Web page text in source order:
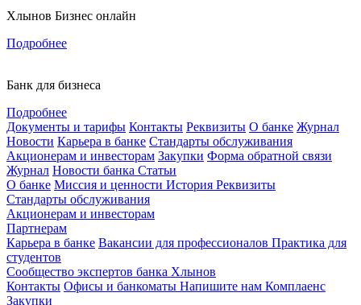
Хлынов Бизнес онлайн
Подробнее
Банк для бизнеса
Подробнее
Документы и тарифы Контакты Реквизиты О банке Журнал
Новости Карьера в банке Стандарты обслуживания
Акционерам и инвесторам Закупки Форма обратной связи
Журнал Новости банка Статьи
О банке Миссия и ценности История Реквизиты
Стандарты обслуживания
Акционерам и инвесторам
Партнерам
Карьера в банке Вакансии для профессионалов Практика для
студентов
Сообщество экспертов банка Хлынов
Контакты Офисы и банкоматы Напишите нам Комплаенс
Закупки